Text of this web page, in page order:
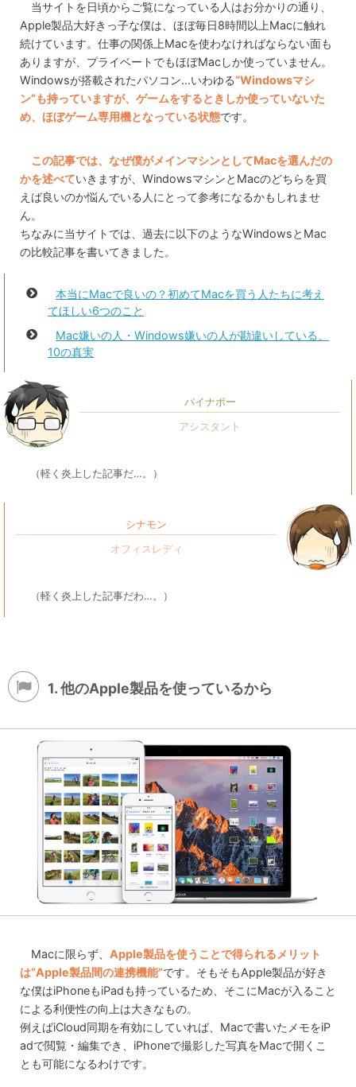
当サイトを日頃からご覧になっている人はお分かりの通り、
Apple製品大好きっ子な僕は、ほぼ毎日8時間以上Macに触れ
続けています。仕事の関係上Macを使わなければならない面も
ありますが、プライベートでもほぼMacしか使っていません。
Windowsが搭載されたパソコン…いわゆる“Windowsマシ
ン”も持っていますが、ゲームをするときしか使っていないた
め、ほぼゲーム専用機となっている状態です。
この記事では、なぜ僕がメインマシンとしてMacを選んだの
かを述べていきますが、WindowsマシンとMacのどちらを買
えば良いのか悩んでいる人にとって参考になるかもしれませ
ん。
ちなみに当サイトでは、過去に以下のようなWindowsとMac
の比較記事を書いてきました。
本当にMacで良いの？初めてMacを買う人たちに考え
てほしい6つのこと
Mac嫌いの人・Windows嫌いの人が勘違いしている、
10の真実
パイナポー
（軽く炎上した記事だ…。）
シナモン
（軽く炎上した記事だわ…。）
1. 他のApple製品を使っているから
Macに限らず、Apple製品を使うことで得られるメリット
は“Apple製品間の連携機能”です。そもそもApple製品が好き
な僕はiPhoneもiPadも持っているため、そこにMacが入ること
による利便性の向上は大きなもの。
例えばiCloud同期を有効にしていれば、Macで書いたメモをiP
adで閲覧・編集でき、iPhoneで撮影した写真をMacで開くこ
とも可能になるわけです。